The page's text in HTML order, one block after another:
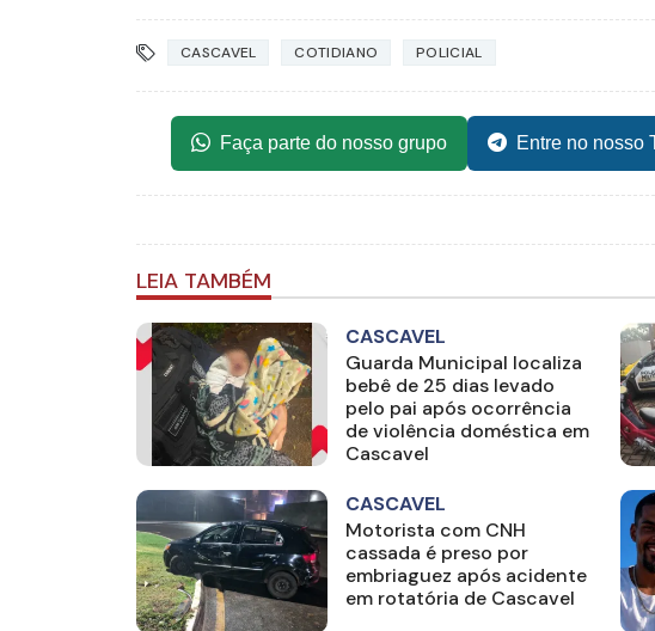
CASCAVEL COTIDIANO POLICIAL
Faça parte do nosso grupo Entre no nosso
LEIA TAMBÉM
CASCAVEL
Guarda Municipal localiza
bebê de 25 dias levado
pelo pai após ocorrência
de violência doméstica em
Cascavel
CASCAVEL
Motorista com CNH
cassada é preso por
embriaguez após acidente
em rotatória de Cascavel